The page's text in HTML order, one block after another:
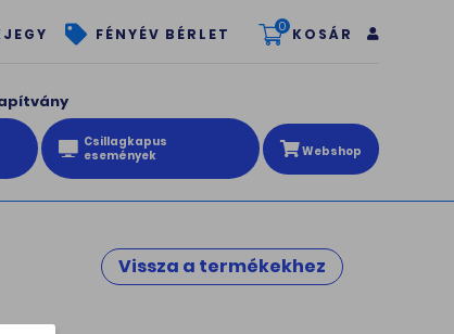
FÉNYÉV BÉRLET 0 KOSÁR
Csillagkapus
események
Webshop
Vissza a termékekhez